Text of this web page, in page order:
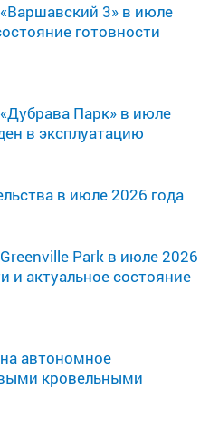
3» в июле
готовности
Парк» в июле
в эксплуатацию
в июле 2026 года
Park в июле 2026
и актуальное состояние
автономное
кровельными